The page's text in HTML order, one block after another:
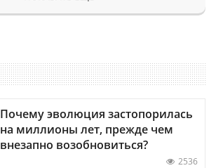
Почему эволюция застопорилась
на миллионы лет, прежде чем
внезапно возобновиться?
2536